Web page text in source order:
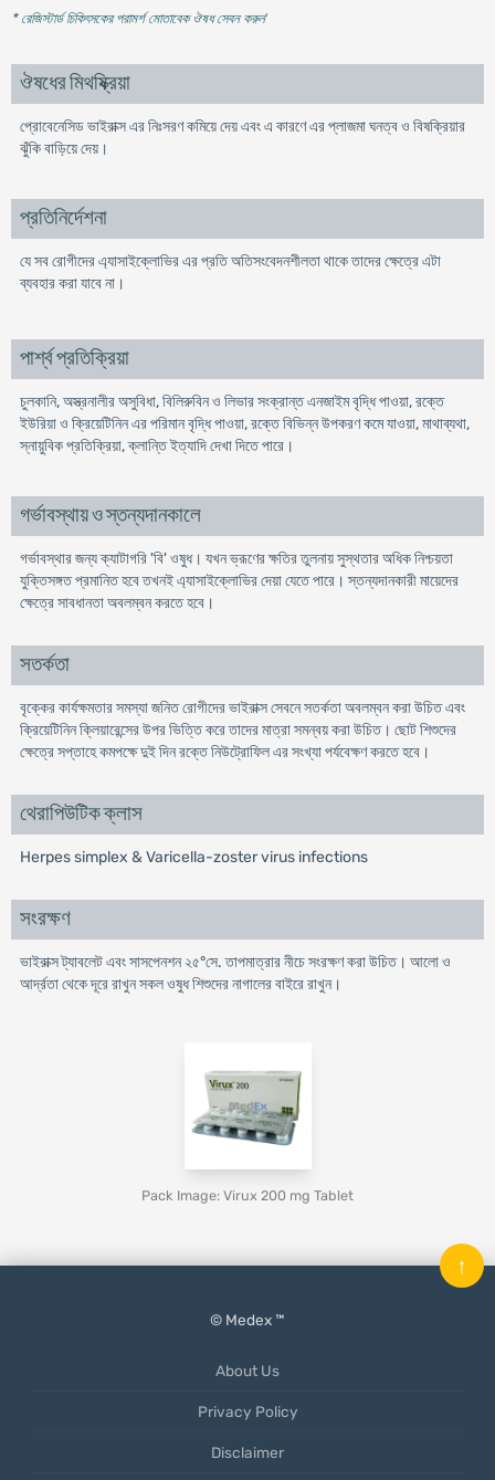
* রেজিস্টার্ড চিকিৎসকের পরামর্শ মোতাবেক ঔষধ সেবন করুন'
ঔষধের মিথষ্ক্রিয়া
প্রোবেনেসিড ভাইরাক্স এর নিঃসরণ কমিয়ে দেয় এবং এ কারণে এর প্লাজমা ঘনত্ব ও বিষক্রিয়ার
ঝুঁকি বাড়িয়ে দেয়।
প্রতিনির্দেশনা
যে সব রোগীদের এ্যাসাইক্লোভির এর প্রতি অতিসংবেদনশীলতা থাকে তাদের ক্ষেত্রে এটা
ব্যবহার করা যাবে না।
পার্শ্ব প্রতিক্রিয়া
চুলকানি, অস্ত্রনালীর অসুবিধা, বিলিরুবিন ও লিভার সংক্রান্ত এনজাইম বৃদ্ধি পাওয়া, রক্তে
ইউরিয়া ও ক্রিয়েটিনিন এর পরিমান বৃদ্ধি পাওয়া, রক্তে বিভিন্ন উপকরণ কমে যাওয়া, মাথাব্যথা,
স্নায়ুবিক প্রতিক্রিয়া, ক্লান্তি ইত্যাদি দেখা দিতে পারে।
গর্ভাবস্থায় ও স্তন্যদানকালে
গর্ভাবস্থার জন্য ক্যাটাগরি 'বি' ওষুধ। যখন ভ্রূণের ক্ষতির তুলনায় সুস্থতার অধিক নিশ্চয়তা
যুক্তিসঙ্গত প্রমানিত হবে তখনই এ্যাসাইক্লোভির দেয়া যেতে পারে। স্তন্যদানকারী মায়েদের
ক্ষেত্রে সাবধানতা অবলম্বন করতে হবে।
সতর্কতা
বৃক্কের কার্যক্ষমতার সমস্যা জনিত রোগীদের ভাইরাক্স সেবনে সতর্কতা অবলম্বন করা উচিত এবং
ক্রিয়েটিনিন ক্লিয়ারেন্সের উপর ভিত্তি করে তাদের মাত্রা সমন্বয় করা উচিত। ছোট শিশুদের
ক্ষেত্রে সপ্তাহে কমপক্ষে দুই দিন রক্তে নিউট্রোফিল এর সংখ্যা পর্যবেক্ষণ করতে হবে।
থেরাপিউটিক ক্লাস
Herpes simplex & Varicella-zoster virus infections
সংরক্ষণ
ভাইরাক্স ট্যাবলেট এবং সাসপেনশন ২৫°সে. তাপমাত্রার নীচে সংরক্ষণ করা উচিত। আলো ও
আর্দ্রতা থেকে দূরে রাখুন সকল ওষুধ শিশুদের নাগালের বাইরে রাখুন।
Pack Image: Virux 200 mg Tablet
© Medex ™
About Us
Privacy Policy
Disclaimer
↑